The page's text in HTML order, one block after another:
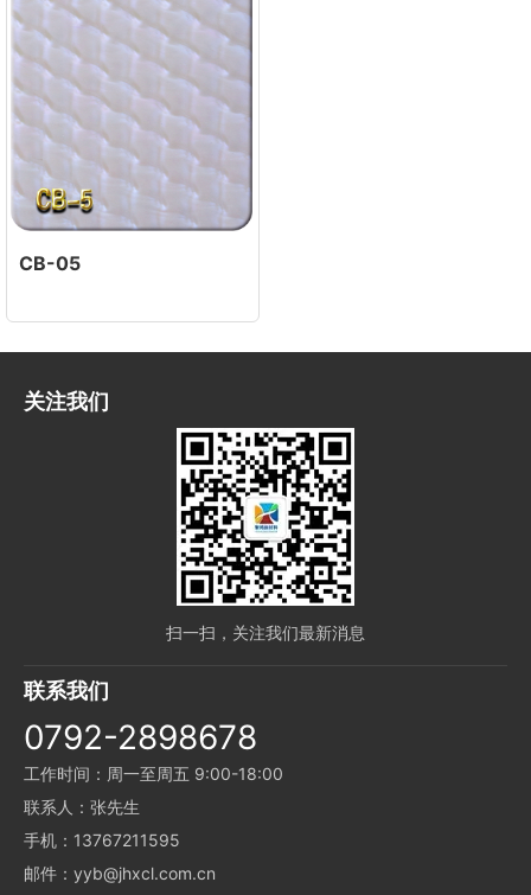
CB-05
关注我们
扫一扫，关注我们最新消息
联系我们
0792-2898678
工作时间：周一至周五 9:00-18:00
联系人：张先生
手机：13767211595
邮件：yyb@jhxcl.com.cn